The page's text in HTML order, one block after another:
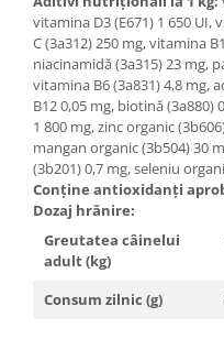
vitamina D3 (E671) 1 650 UI,
C (3a312) 250 mg, vitamina
niacinamidă (3a315) 23 mg,
vitamina B6 (3a831) 4,8 mg,
B12 0,05 mg, biotină (3a880)
1 800 mg, zinc organic
mangan organic (3b504) 30
(3b201) 0,7 mg, seleniu
Conţine antioxidanţi
Dozaj hrănire:
Greutatea câinelui
adult (kg)
Consum zilnic (g)